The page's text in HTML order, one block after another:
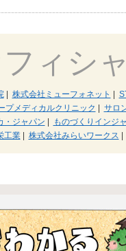
ィシ
| 株式会社ミューフォネット
プメディカルクリニック
サロ
・ジャパン
ものづくりインジ
工業| 株式会社みらいワークス